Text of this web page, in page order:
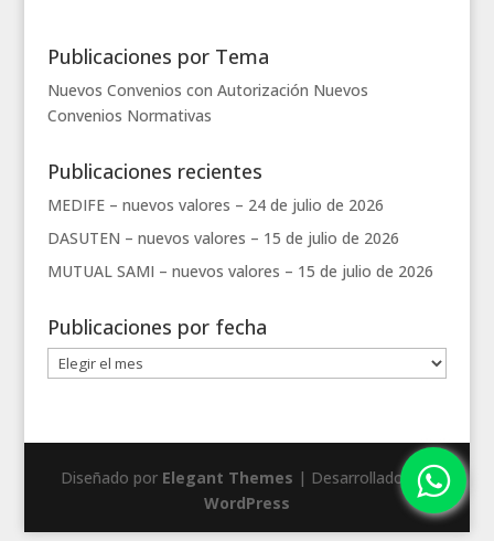
Publicaciones por Tema
Nuevos Convenios con Autorización Nuevos
Convenios Normativas
Publicaciones recientes
MEDIFE – nuevos valores – 24 de julio de 2026
DASUTEN – nuevos valores – 15 de julio de 2026
MUTUAL SAMI – nuevos valores – 15 de julio de 2026
Publicaciones por fecha
Publicaciones
por
Diseñado por Elegant Themes | Desarrollado por
WordPress